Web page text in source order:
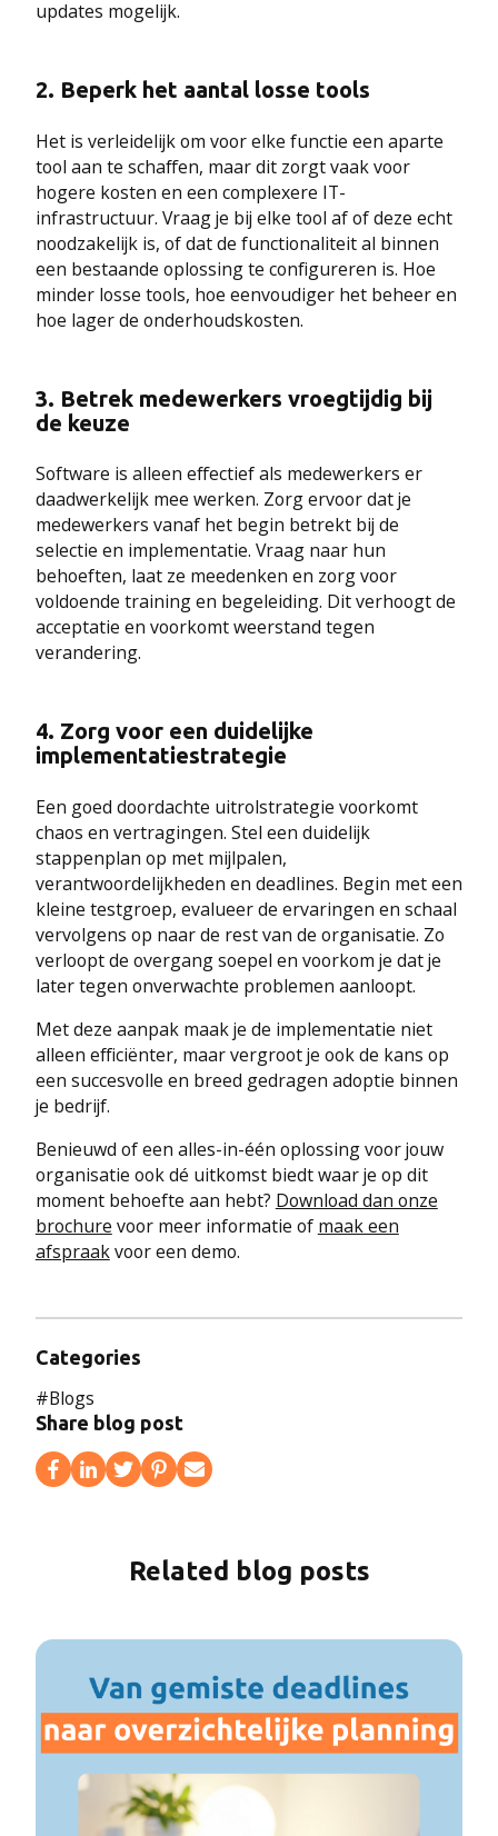
updates mogelijk.
2. Beperk het aantal losse tools
Het is verleidelijk om voor elke functie een aparte
tool aan te schaffen, maar dit zorgt vaak voor
hogere kosten en een complexere IT-
infrastructuur. Vraag je bij elke tool af of deze echt
noodzakelijk is, of dat de functionaliteit al binnen
een bestaande oplossing te configureren is. Hoe
minder losse tools, hoe eenvoudiger het beheer en
hoe lager de onderhoudskosten.
3. Betrek medewerkers vroegtijdig bij
de keuze
Software is alleen effectief als medewerkers er
daadwerkelijk mee werken. Zorg ervoor dat je
medewerkers vanaf het begin betrekt bij de
selectie en implementatie. Vraag naar hun
behoeften, laat ze meedenken en zorg voor
voldoende training en begeleiding. Dit verhoogt de
acceptatie en voorkomt weerstand tegen
verandering.
4. Zorg voor een duidelijke
implementatiestrategie
Een goed doordachte uitrolstrategie voorkomt
chaos en vertragingen. Stel een duidelijk
stappenplan op met mijlpalen,
verantwoordelijkheden en deadlines. Begin met een
kleine testgroep, evalueer de ervaringen en schaal
vervolgens op naar de rest van de organisatie. Zo
verloopt de overgang soepel en voorkom je dat je
later tegen onverwachte problemen aanloopt.
Met deze aanpak maak je de implementatie niet
alleen efficiënter, maar vergroot je ook de kans op
een succesvolle en breed gedragen adoptie binnen
je bedrijf.
Benieuwd of een alles-in-één oplossing voor jouw
organisatie ook dé uitkomst biedt waar je op dit
moment behoefte aan hebt? Download dan onze
brochure voor meer informatie of maak een
afspraakvoor een demo.
Categories
#Blogs
Share blog post
Related blog posts